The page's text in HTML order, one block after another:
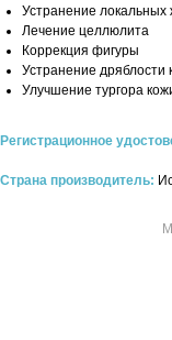
Устранение
Лечение целлюлита
Коррекция фигуры
Устранение дряблости
Улучшение тургора
Регистрационное
Страна производитель: